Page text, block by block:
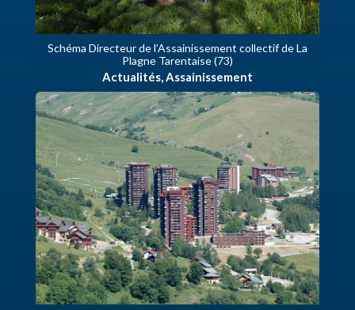
Schéma Directeur de l’Assainissement collectif de La
Plagne Tarentaise (73)
Actualités,Assainissement